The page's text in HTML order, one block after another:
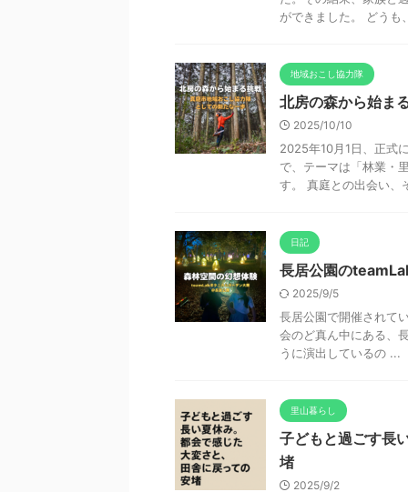
ができました。 どうも
地域おこし協力隊
北房の森から始ま
2025/10/10
2025年10月1日、正式
で、テーマは「林業・
す。 真庭との出会い、
日記
長居公園の
2025/9/5
長居公園で開催されて
会のど真ん中にある、
うに演出しているの ...
里山暮らし
子どもと過ごす長
堵
2025/9/2